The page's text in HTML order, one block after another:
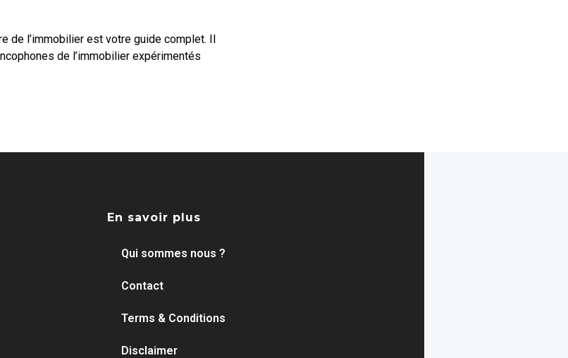
de l’immobilier est votre guide complet. Il
de l’immobilier expérimentés
En savoir plus
Qui sommes nous ?
Contact
Terms & Conditions
Disclaimer